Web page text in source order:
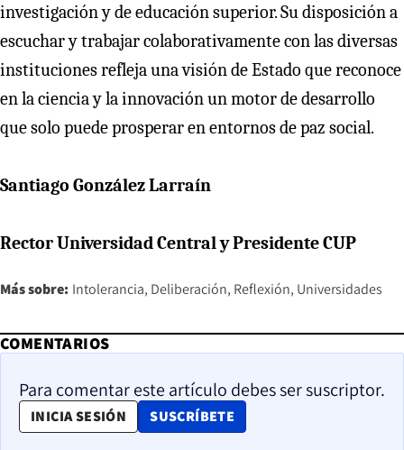
investigación y de educación superior. Su disposición a
escuchar y trabajar colaborativamente con las diversas
instituciones refleja una visión de Estado que reconoce
en la ciencia y la innovación un motor de desarrollo
que solo puede prosperar en entornos de paz social.
Santiago González Larraín
Rector Universidad Central y Presidente CUP
Más sobre: Intolerancia Deliberación Reflexión Universidades
COMENTARIOS
Para comentar este artículo debes ser suscriptor.
INICIA SESIÓN SUSCRÍBETE
OPENS IN NEW WINDOW